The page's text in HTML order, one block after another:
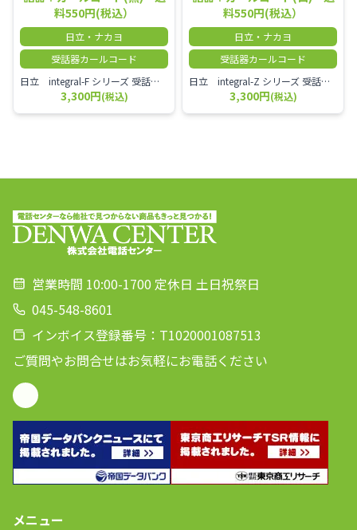
料550円(税込）
日立・ナカヨ
受話器カールコード
日立 integral-F シリーズ 受話器＋カールコード セット（白）／本商品は中古品となります。 写真では分かりにくいキズ・汚れなどの使用感があります。 経年変化で日焼けの色味が強くなる場合がございます。 予めご理解・ご了承頂きますようお願いいたします。
3,300円(税込)
料550円(税込）
日立・ナカヨ
受話器カールコード
日立 integral-Z シリーズ 受話器＋カールコード セット（白）／本商品は中古品となります。 写真では分かりにくいキズ・汚れなどの使用感があります。 経年変化で日焼けの色味が強くなる場合がございます。 予めご理解・ご了承頂きますようお願いいたします。
3,300円(税込)
営業時間 10:00-1700 定休日 土日祝祭日
045-548-8601
インボイス登録番号：T1020001087513
ご質問やお問合せはお気軽にお電話ください
メニュー